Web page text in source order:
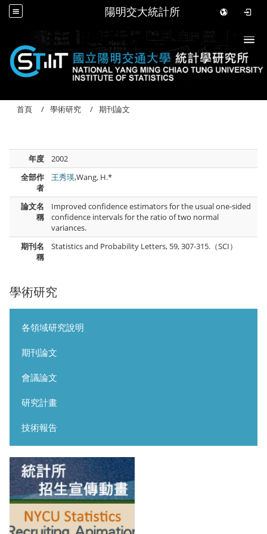
陽明交大統計所
學術研究
各領域研究說明
期刊論文
會議論文
研究計畫
技術報告
首頁 學術研究 期刊論文
年度
2002
全部作
者
王秀瑛,Wang, H.*
論文名
稱
Improved confidence estimators for the usual one-sided
confidence intervals for the ratio of two normal
variances.
期刊名
稱
Statistics and Probability Letters, 59, 307-315.（SCI）